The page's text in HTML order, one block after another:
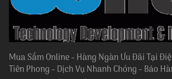
Mua Sắm Online - Hàng Ngàn Ưu Đãi Tại
Tiên Phong - Dịch Vụ Nhanh Chóng - Bảo